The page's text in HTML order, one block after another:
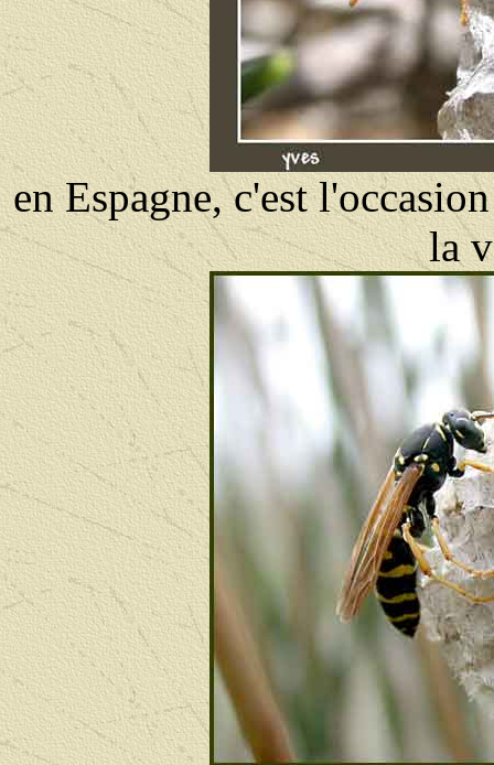
en Espagne, c'est
la